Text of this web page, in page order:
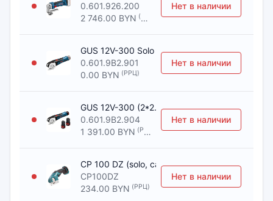
0.601.926.200
2 746.00 BYN (РРЦ)
Нет в наличии
GUS 12V-300 Solo без АКБ и ЗУ [Ножницы
0.601.9B2.901
0.00 BYN (РРЦ)
Нет в наличии
GUS 12V-300 (2*2.0 Ah, L-Boxx) [Ножницы
0.601.9B2.904
1 391.00 BYN (РРЦ)
Нет в наличии
CP 100 DZ (solo, carton) [Ножницы MAKITA]
CP100DZ
234.00 BYN (РРЦ)
Нет в наличии